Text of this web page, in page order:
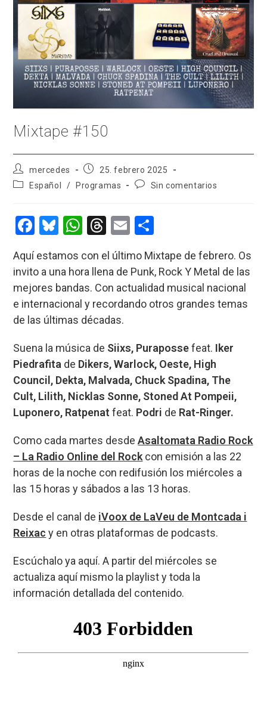
Mixtape #150
Autor
de
la
mercedes
Publicación
la
25. febrero 2025
Categoría
entrada:
Español / Programas
Comentarios
entrada:
Sin comentarios
F
ce
b
o
o
k
Bl
es
ky
W
at
s
A
p
p
T
e
a
d
s
E
ail m
p
ar
Aquí estamos con el último Mixtape de febrero. Os
invito a una hora llena de Punk, Rock Y Metal de las
mejores bandas. Con actualidad musical nacional
e internacional y recordando otros grandes temas
de las últimas décadas.
Suena la música de Siixs, Purapossefeat. Iker
Piedrafita de Dikers, Warlock, Oeste, High
Council, Dekta, Malvada, Chuck Spadina, The
Cult, Lilith, Nicklas Sonne, Stoned At Pompeii,
Luponero, Ratpenatfeat. Podri de Rat-Ringer.
Como cada martes desdeAsaltomata Radio Rock
– La Radio Online del Rock con emisión a las 22
horas de la noche con redifusión los miércoles a
las 15 horas y sábados a las 13 horas.
Desde el canal de iVoox de LaVeu de Montcada i
Reixac y en otras plataformas de podcasts.
Escúchalo ya aquí. A partir del miércoles se
actualiza aquí mismo la playlist y toda la
información detallada del contenido.